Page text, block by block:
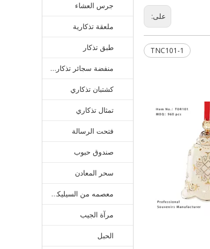
جرس العشاء
ملعقة تذكارية
طبق تذكار
منفضة سجائر تذكارية
كشتبان تذكاري
تمثال تذكاري
فتحت الرسالة
صندوق حبوب
سحر المعادن
معصمه من السيليكون
مرآة الجيب
الحبل
على:
TNC101-1
TMC101